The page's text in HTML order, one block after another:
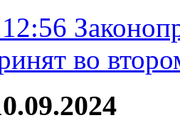
во